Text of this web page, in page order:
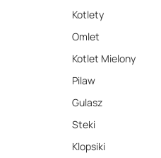
Kotlety
Omlet
Kotlet Mielony
Pilaw
Gulasz
Steki
Klopsiki